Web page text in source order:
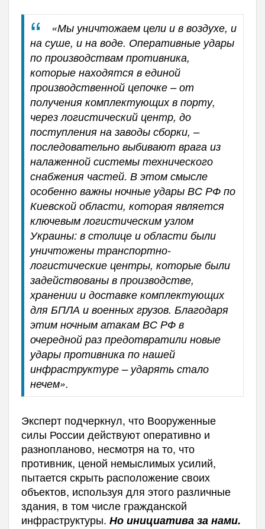
«Мы уничтожаем цели и в воздухе, и
на суше, и на воде. Оперативные удары
по производствам противника,
которые находятся в единой
производственной цепочке – от
получения комплектующих в порту,
через логистический центр, до
поступления на заводы сборки, –
последовательно выбивают врага из
налаженной системы технического
снабжения частей. В этом смысле
особенно важны ночные удары ВС РФ по
Киевской области, которая является
ключевым логистическим узлом
Украины: в столице и области были
уничтожены транспортно-
логистические центры, которые были
задействованы в производстве,
хранении и доставке комплектующих
для БПЛА и военных грузов. Благодаря
этим ночным атакам ВС РФ в
очередной раз предотвратили новые
удары противника по нашей
инфраструктуре – ударять стало
нечем».
Эксперт подчеркнул, что Вооруженные
силы России действуют оперативно и
разнопланово, несмотря на то, что
противник, ценой немыслимых усилий,
пытается скрыть расположение своих
объектов, используя для этого различные
здания, в том числе гражданской
инфраструктуры. Но инициатива за нами.